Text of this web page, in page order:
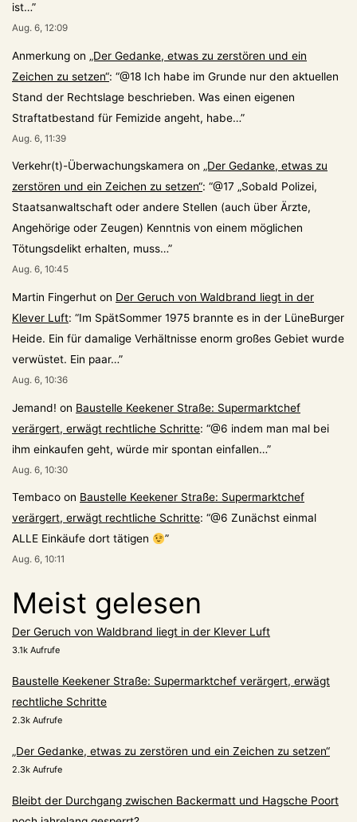
ist…”
Aug. 6, 12:09
Anmerkung on „Der Gedanke, etwas zu zerstören und ein
Zeichen zu setzen“: “@18 Ich habe im Grunde nur den aktuellen
Stand der Rechtslage beschrieben. Was einen eigenen
Straftatbestand für Femizide angeht, habe…”
Aug. 6, 11:39
Verkehr(t)-Überwachungskamera on „Der Gedanke, etwas zu
zerstören und ein Zeichen zu setzen“: “@17 „Sobald Polizei,
Staatsanwaltschaft oder andere Stellen (auch über Ärzte,
Angehörige oder Zeugen) Kenntnis von einem möglichen
Tötungsdelikt erhalten, muss…”
Aug. 6, 10:45
Martin Fingerhut on Der Geruch von Waldbrand liegt in der
Klever Luft: “Im SpätSommer 1975 brannte es in der LüneBurger
Heide. Ein für damalige Verhältnisse enorm großes Gebiet wurde
verwüstet. Ein paar…”
Aug. 6, 10:36
Jemand! on Baustelle Keekener Straße: Supermarktchef
verärgert, erwägt rechtliche Schritte: “@6 indem man mal bei
ihm einkaufen geht, würde mir spontan einfallen…”
Aug. 6, 10:30
Tembaco on Baustelle Keekener Straße: Supermarktchef
verärgert, erwägt rechtliche Schritte: “@6 Zunächst einmal
ALLE Einkäufe dort tätigen
”
Aug. 6, 10:11
Meist gelesen
Der Geruch von Waldbrand liegt in der Klever Luft
3.1k Aufrufe
Baustelle Keekener Straße: Supermarktchef verärgert, erwägt
rechtliche Schritte
2.3k Aufrufe
„Der Gedanke, etwas zu zerstören und ein Zeichen zu setzen“
2.3k Aufrufe
Bleibt der Durchgang zwischen Backermatt und Hagsche Poort